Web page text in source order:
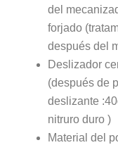
del
forjado
después del
Deslizador
(después de
deslizante
nitruro duro )
Material del